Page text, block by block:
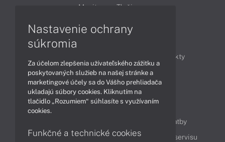
Monitory
Tlačiarne
Produkty
Technológie
Videá
Obsah
Možnosti doručenia a platby
Podpora a servis
Servisné služby Cenník servisu
Nastavenie ochrany
súkromia
Za účelom zlepšenia užívateľského zážitku a
poskytovaných služieb na našej stránke a
marketingové účely sa do Vášho prehliadača
ukladajú súbory cookies. Kliknutím na
tlačidlo „Rozumiem“ súhlasíte s využívaním
cookies.
Funkčné a technické cookies